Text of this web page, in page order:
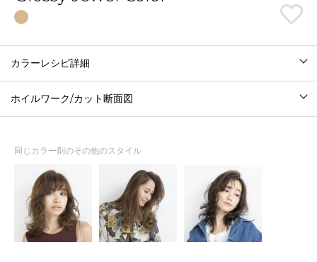
カラーレシピ詳細
ホイルワーク/カット断面図
同じカラー剤のその他のスタイル